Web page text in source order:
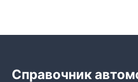
Справочник